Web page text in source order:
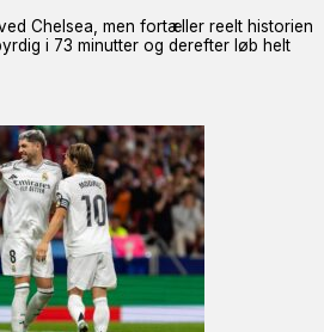
Chelsea, men fortæller reelt historien
i 73 minutter og derefter løb helt